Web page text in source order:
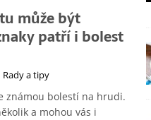
může být
patří i bolest
Rady a tipy
známou bolestí na hrudi.
a mohou vás i